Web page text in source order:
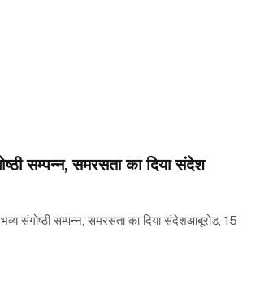
सम्पन्न, समरसता का दिया संदेश
संगोष्ठी सम्पन्न, समरसता का दिया संदेशआबूरोड, 15